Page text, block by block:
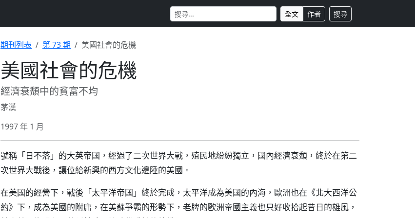
全文 作者 搜尋
期刊列表 第 73 期 美國社會的危機
美國社會的危機
經濟衰頹中的貧富不均
茅漢
1997 年 1 月
號稱「日不落」的大英帝國，經過了二次世界大戰，殖民地紛紛獨立，國內經濟衰頹，終於在第二
次世界大戰後，讓位給新興的西方文化邊陲的美國。
在美國的經營下，戰後「太平洋帝國」終於完成，太平洋成為美國的內海，歐洲也在《北大西洋公
約》下，成為美國的附庸，在美蘇爭霸的形勢下，老牌的歐洲帝國主義也只好收拾起昔日的雄風，